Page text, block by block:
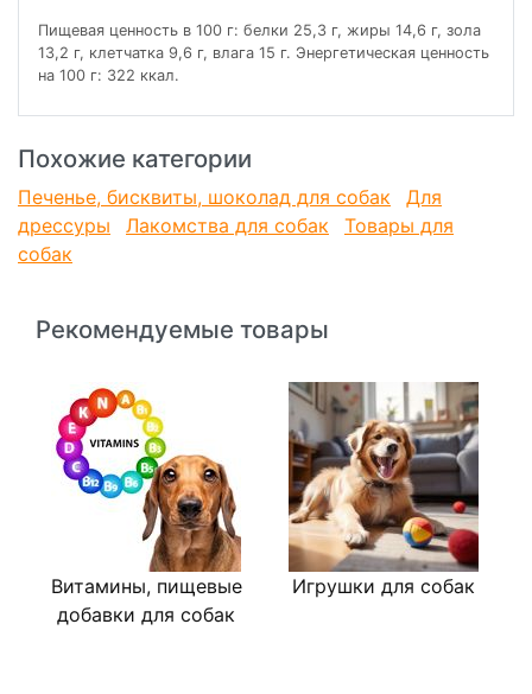
Пищевая ценность в 100 г: белки 25,3 г, жиры 14,6 г, зола
13,2 г, клетчатка 9,6 г, влага 15 г. Энергетическая ценность
на 100 г: 322 ккал.
Похожие категории
Печенье, бисквиты, шоколад для собак
Для
дрессуры
Лакомства для собак
Товары для
собак
Рекомендуемые товары
Витамины, пищевые
добавки для собак
Игрушки для собак